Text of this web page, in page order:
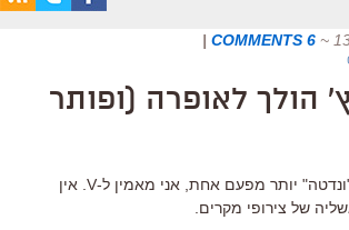
~
6 COMMENTS
|
הולך לאופרה (ופותר
בתור אחד שצפה ב"ונדטה" יותר מפעם אחת, אני מאמין ל-V. אין
של צירופי מקרים.